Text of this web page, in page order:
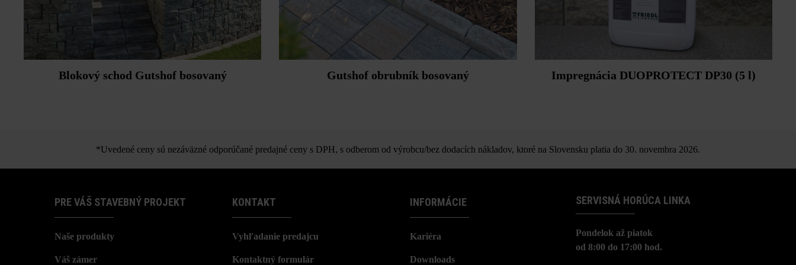
Blokový schod Gutshof bosovaný Gutshof obrubník bosovaný Impregnácia DUOPROTECT DP30 (5 l)
*Uvedené ceny sú nezáväzné odporúčané predajné ceny s DPH, s odberom od výrobcu/bez dodacích nákladov, ktoré na Slovensku platia do 30. novembra 2026.
PRE VÁŠ STAVEBNÝ PROJEKT
Naše produkty
Váš zámer
KONTAKT
Vyhľadanie predajcu
Kontaktný formulár
INFORMÁCIE
Kariéra
Downloads
SERVISNÁ HORÚCA LINKA
Pondelok až piatok
od 8:00 do 17:00 hod.